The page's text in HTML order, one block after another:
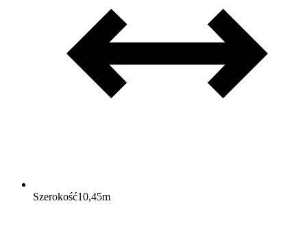
Szerokość10,45m